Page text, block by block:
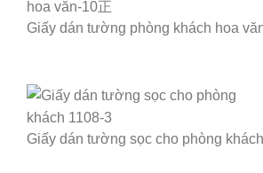
Giấy dán tường phòng khách hoa
Giấy dán tường sọc cho phòng